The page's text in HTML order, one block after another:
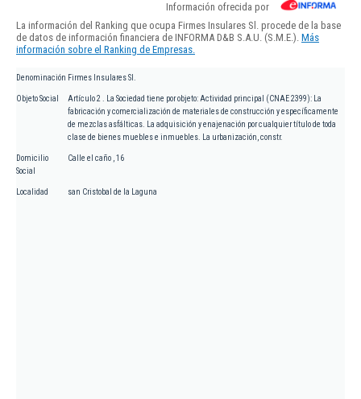
Información ofrecida por
La información del Ranking que ocupa Firmes Insulares Sl. procede de la base
de datos de información financiera de INFORMA D&B S.A.U. (S.M.E.). Más
información sobre el Ranking de Empresas.
Denominación Firmes Insulares Sl.
Objeto Social
Artículo 2 . La Sociedad tiene por objeto: Actividad principal (CNAE 2399): La
fabricación y comercialización de materiales de construcción y específicamente
de mezclas asfálticas. La adquisición y enajenación por cualquier título de toda
clase de bienes muebles e inmuebles. La urbanización, constr.
Domicilio
Social
Calle el caño , 16
Localidad san Cristobal de la Laguna